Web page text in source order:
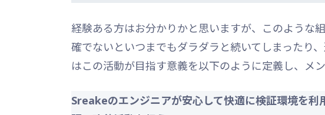
経験ある方はお分かりかと思いますが、このような
確でないといつまでもダラダラと続いてしまったり
はこの活動が目指す意義を以下のように定義し、メ
Sreakeのエンジニアが安心して快適に検証環境を利